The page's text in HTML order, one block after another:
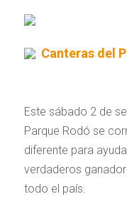
Canteras del
Este sábado 2 de
Parque Rodó se
diferente para
verdaderos
todo el país.